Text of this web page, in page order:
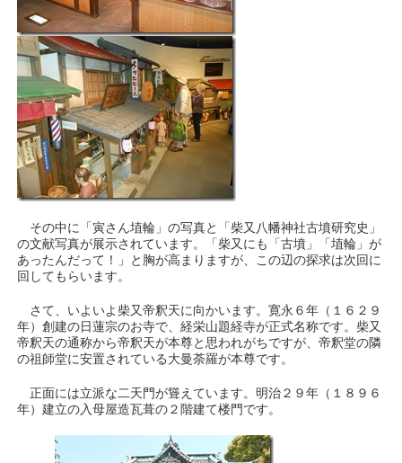
その中に「寅さん埴輪」の写真と「柴又八幡神社古墳研究史」
の文献写真が展示されています。「柴又にも「古墳」「埴輪」が
あったんだって！」と胸が高まりますが、この辺の探求は次回に
回してもらいます。
さて、いよいよ柴又帝釈天に向かいます。寛永６年（１６２９
年）創建の日蓮宗のお寺で、経栄山題経寺が正式名称です。柴又
帝釈天の通称から帝釈天が本尊と思われがちですが、帝釈堂の隣
の祖師堂に安置されている大曼荼羅が本尊です。
正面には立派な二天門が聳えています。明治２９年（１８９６
年）建立の入母屋造瓦葺の２階建て楼門です。